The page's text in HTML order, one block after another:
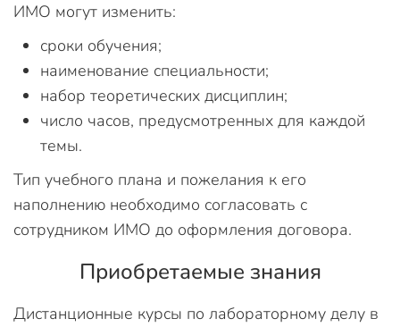
ИМО могут изменить:
сроки обучения;
наименование специальности;
набор теоретических дисциплин;
число часов, предусмотренных для каждой
темы.
Тип учебного плана и пожелания к его
наполнению необходимо согласовать с
сотрудником ИМО до оформления договора.
Приобретаемые знания
Дистанционные курсы по лабораторному делу в